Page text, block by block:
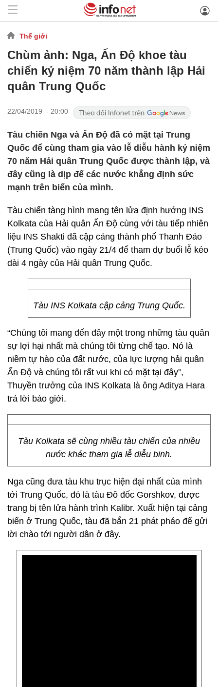
Thế giới
Chùm ảnh: Nga, Ấn Độ khoe tàu
chiến kỷ niệm 70 năm thành lập Hải
quân Trung Quốc
22/04/2019 - 20:00
Tàu chiến Nga và Ấn Độ đã có mặt tại Trung
Quốc để cùng tham gia vào lễ diễu hành kỷ niệm
70 năm Hải quân Trung Quốc được thành lập, và
đây cũng là dịp để các nước khẳng định sức
mạnh trên biển của mình.
Tàu chiến tàng hình mang tên lửa định hướng INS
Kolkata của Hải quân Ấn Độ cùng với tàu tiếp nhiên
liệu INS Shakti đã cập cảng thành phố Thanh Đảo
(Trung Quốc) vào ngày 21/4 để tham dự buổi lễ kéo
dài 4 ngày của Hải quân Trung Quốc.
Tàu INS Kolkata cập cảng Trung Quốc.
“Chúng tôi mang đến đây một trong những tàu quân
sự lợi hại nhất mà chúng tôi từng chế tạo. Nó là
niềm tự hào của đất nước, của lực lượng hải quân
Ấn Độ và chúng tôi rất vui khi có mặt tại đây”,
Thuyền trưởng của INS Kolkata là ông Aditya Hara
trả lời báo giới.
Tàu Kolkata sẽ cùng nhiều tàu chiến của nhiều
nước khác tham gia lễ diễu binh.
Nga cũng đưa tàu khu trục hiện đại nhất của mình
tới Trung Quốc, đó là tàu Đô đốc Gorshkov, được
trang bị tên lửa hành trình Kalibr. Xuất hiện tại cảng
biển ở Trung Quốc, tàu đã bắn 21 phát pháo để gửi
lời chào tới người dân ở đây.